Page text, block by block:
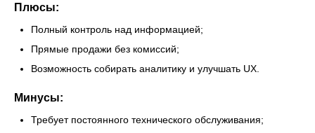
Плюсы:
Полный контроль над информацией;
Прямые продажи без комиссий;
Возможность собирать аналитику и улучшать UX.
Минусы:
Требует постоянного технического обслуживания;